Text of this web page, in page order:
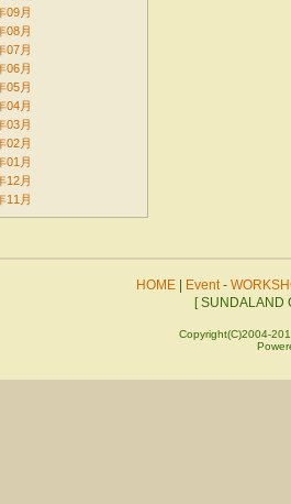
09月
08月
07月
06月
05月
04月
03月
02月
01月
12月
11月
HOME| Event-
[ SUNDALAND
Copyright(C)2004-